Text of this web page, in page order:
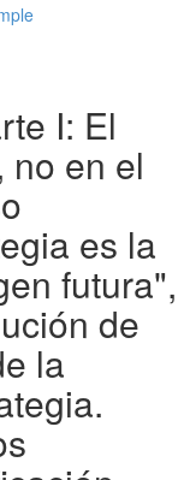
I: El
no en el
es la
futura",
de
la